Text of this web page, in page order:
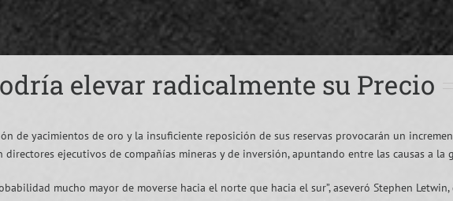
elevar radicalmente su Precio
de yacimientos de oro y la insuficiente reposición de sus reservas provocarán un
directores ejecutivos de compañías mineras y de inversión, apuntando entre las causas a la
mucho mayor de moverse hacia el norte que hacia el sur”, aseveró Stephen